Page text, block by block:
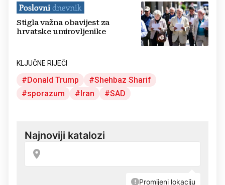
Stigla važna obavijest za
hrvatske umirovljenike
KLJUČNE RIJEČI
Donald Trump
Shehbaz Sharif
sporazum
Iran SAD